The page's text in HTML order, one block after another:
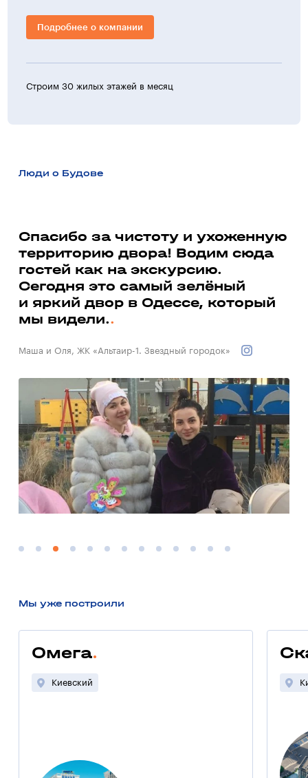
Подробнее о компании
Строим 30 жилых этажей в месяц
Люди о Будове
Спасибо за чистоту и ухоженную
территорию двора! Водим сюда
гостей как на экскурсию.
Сегодня это самый зелёный
и яркий двор в Одессе, который
мы видели.
Маша и Оля, ЖК «Альтаир-1. Звездный городок»
Мы уже построили
Омега
Киевский